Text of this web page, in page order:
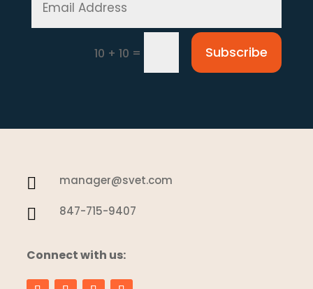
10 + 10 = Subscribe
 manager@svet.com
 847-715-9407
Connect with us: